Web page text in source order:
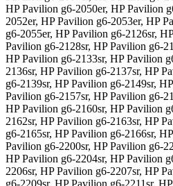
HP Pavilion g6-2050er, HP Pavilion
2052er, HP Pavilion g6-2053er, HP
g6-2055er, HP Pavilion g6-2126sr,
Pavilion g6-2128sr, HP Pavilion g6-
HP Pavilion g6-2133sr, HP Pavilion
2136sr, HP Pavilion g6-2137sr, HP
g6-2139sr, HP Pavilion g6-2149sr,
Pavilion g6-2157sr, HP Pavilion g6-
HP Pavilion g6-2160sr, HP Pavilion
2162sr, HP Pavilion g6-2163sr, HP
g6-2165sr, HP Pavilion g6-2166sr,
Pavilion g6-2200sr, HP Pavilion g6-
HP Pavilion g6-2204sr, HP Pavilion
2206sr, HP Pavilion g6-2207sr, HP
g6-2209sr, HP Pavilion g6-2211sr,